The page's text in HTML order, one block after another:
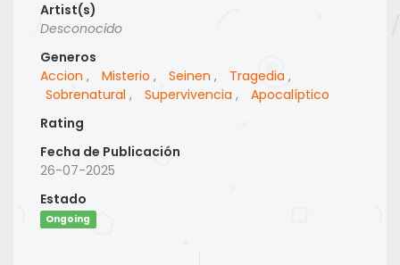
Artist(s)
Desconocido
Generos
Accion , Misterio , Seinen , Tragedia ,
Sobrenatural , Supervivencia ,
Apocalíptico
Rating
Fecha de Publicación
26-07-2025
Estado
Ongoing